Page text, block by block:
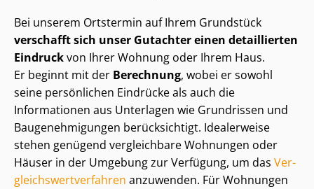
Bei unserem Ortstermin auf Ihrem Grundstück
verschafft sich unser Gutachter einen detaillierten
Eindruckvon Ihrer Wohnung oder Ihrem Haus.
Er beginnt mit der Berechnung, wobei er sowohl
seine persönlichen Eindrücke als auch die
Informationen aus Unterlagen wie Grundrissen und
Bau­ge­neh­mi­gun­gen berücksichtigt. Idealerweise
stehen genügend vergleichbare Wohnungen oder
Häuser in der Umgebung zur Verfügung, um das Ver­
gleichs­wert­ver­fah­ren anzuwenden. Für Wohnungen